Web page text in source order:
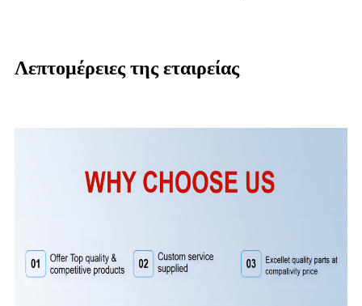
Λεπτομέρειες της εταιρείας